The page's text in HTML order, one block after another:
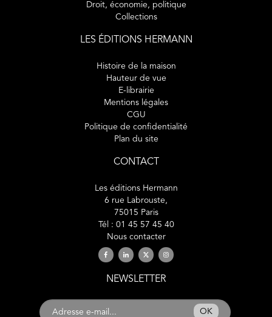
Droit, économie, politique
Collections
LES ÉDITIONS HERMANN
Histoire de la maison
Hauteur de vue
E-librairie
Mentions légales
CGU
Politique de confidentialité
Plan du site
CONTACT
Les éditions Hermann
6 rue Labrouste,
75015 Paris
Tél : 01 45 57 45 40
Nous contacter
NEWSLETTER
OK